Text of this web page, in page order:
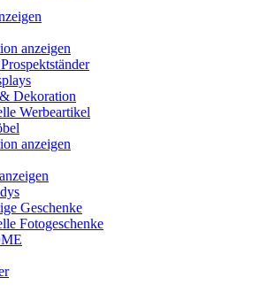
anzeigen
Dekoration
Werbeartikel
anzeigen
Geschenke
Fotogeschenke